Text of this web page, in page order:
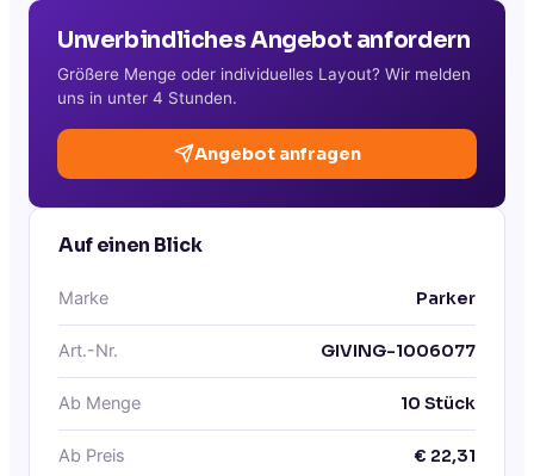
Unverbindliches Angebot anfordern
Größere Menge oder individuelles Layout? Wir melden
uns in unter 4 Stunden.
Angebot anfragen
Auf einen Blick
Marke Parker
Art.-Nr. GIVING-1006077
Ab Menge 10 Stück
Ab Preis € 22,31